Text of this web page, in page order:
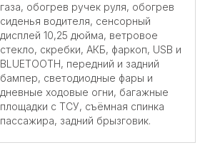
газа, обогрев ручек руля, обогрев
сиденья водителя, сенсорный
дисплей 10,25 дюйма, ветровое
стекло, скребки, АКБ, фаркоп, USB и
BLUETOOTH, передний и задний
бампер, светодиодные фары и
дневные ходовые огни, багажные
площадки с ТСУ, съёмная спинка
пассажира, задний брызговик.